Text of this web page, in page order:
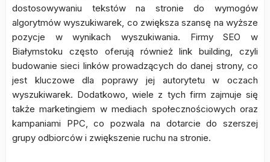
dostosowywaniu tekstów na stronie do wymogów
algorytmów wyszukiwarek, co zwiększa szansę na wyższe
pozycje w wynikach wyszukiwania. Firmy SEO w
Białymstoku często oferują również link building, czyli
budowanie sieci linków prowadzących do danej strony, co
jest kluczowe dla poprawy jej autorytetu w oczach
wyszukiwarek. Dodatkowo, wiele z tych firm zajmuje się
także marketingiem w mediach społecznościowych oraz
kampaniami PPC, co pozwala na dotarcie do szerszej
grupy odbiorców i zwiększenie ruchu na stronie.